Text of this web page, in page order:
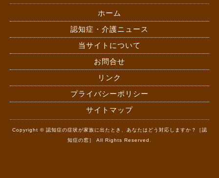
ホーム
認知症・介護ニュース
当サイトについて
お問合せ
リンク
プライバシーポリシー
サイトマップ
Copyright © 認知症の症状が家族に出たとき、あなたはどう対応しますか？［認
知症の窓］ All Rights Reserved.